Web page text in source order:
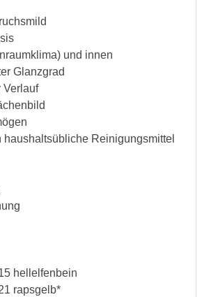
und innen
Glanzgrad
Reinigungsmittel
hellelfenbein
rapsgelb*